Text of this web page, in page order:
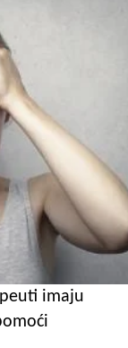
imaju